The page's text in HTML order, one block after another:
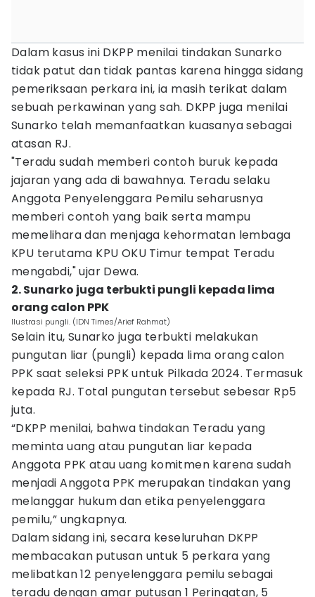
Dalam kasus ini DKPP menilai tindakan Sunarko
tidak patut dan tidak pantas karena hingga sidang
pemeriksaan perkara ini, ia masih terikat dalam
sebuah perkawinan yang sah. DKPP juga menilai
Sunarko telah memanfaatkan kuasanya sebagai
atasan RJ.
"Teradu sudah memberi contoh buruk kepada
jajaran yang ada di bawahnya. Teradu selaku
Anggota Penyelenggara Pemilu seharusnya
memberi contoh yang baik serta mampu
memelihara dan menjaga kehormatan lembaga
KPU terutama KPU OKU Timur tempat Teradu
mengabdi," ujar Dewa.
2. Sunarko juga terbukti pungli kepada lima
orang calon PPK
Ilustrasi pungli. (IDN Times/Arief Rahmat)
Selain itu, Sunarko juga terbukti melakukan
pungutan liar (pungli) kepada lima orang calon
PPK saat seleksi PPK untuk Pilkada 2024. Termasuk
kepada RJ. Total pungutan tersebut sebesar Rp5
juta.
“DKPP menilai, bahwa tindakan Teradu yang
meminta uang atau pungutan liar kepada
Anggota PPK atau uang komitmen karena sudah
menjadi Anggota PPK merupakan tindakan yang
melanggar hukum dan etika penyelenggara
pemilu,” ungkapnya.
Dalam sidang ini, secara keseluruhan DKPP
membacakan putusan untuk 5 perkara yang
melibatkan 12 penyelenggara pemilu sebagai
teradu dengan amar putusan 1 Peringatan, 5